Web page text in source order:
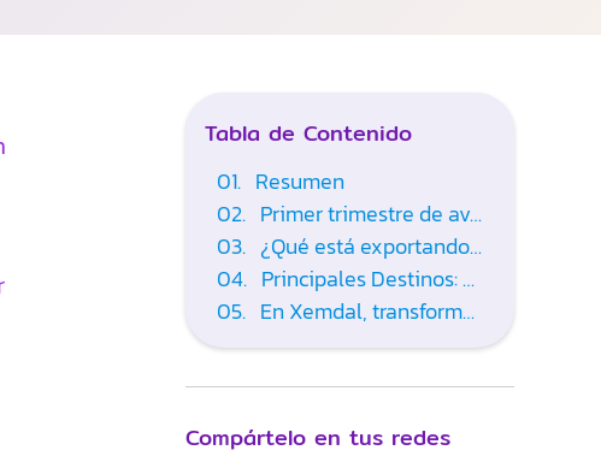
Tabla de Contenido
Resumen
Primer trimestre de avance: cifras que hablan
¿Qué está exportando la región y que empresas lo lideran?
Principales Destinos: ¿A Dónde Está Llegando el Suroccidente?
En Xemdal, transformamos el auge exportador en resultados concretos
Compártelo en tus redes